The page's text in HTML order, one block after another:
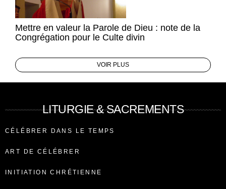
Mettre en valeur la Parole de Dieu : note de la
Congrégation pour le Culte divin
VOIR PLUS
LITURGIE & SACREMENTS
CÉLÉBRER DANS LE TEMPS
ART DE CÉLÉBRER
INITIATION CHRÉTIENNE